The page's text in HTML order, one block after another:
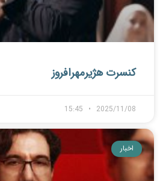
کنسرت هژیرمهرافروز
2025/11/08
اخبار